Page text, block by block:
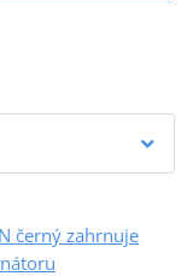
černý zahrnuje